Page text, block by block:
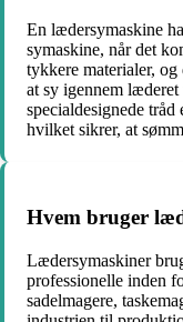
En lædersymaskine
symaskine, når det
tykkere materialer,
at sy igennem læderet
specialdesignede
hvilket sikrer, at
Hvem bruger
Lædersymaskiner
professionelle inden
sadelmagere,